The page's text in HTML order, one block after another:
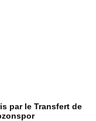
par le Transfert de